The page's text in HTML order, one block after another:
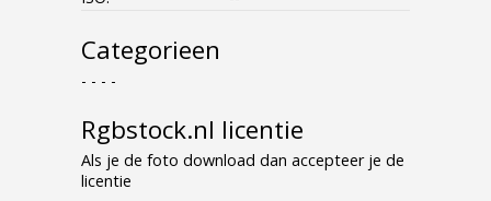
Categorieen
- - - -
Rgbstock.nl licentie
Als je de foto download dan accepteer je de
licentie